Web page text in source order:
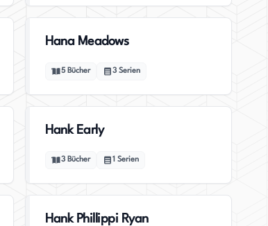
Hana Meadows
5 Bücher 3 Serien
Hank Early
3 Bücher 1 Serien
Hank Phillippi Ryan